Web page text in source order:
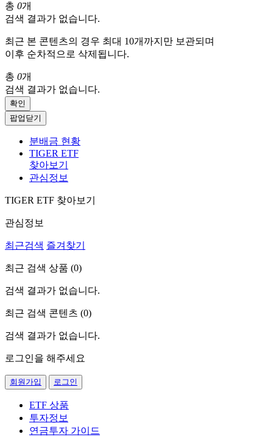
총 0개
검색 결과가 없습니다.
최근 본 콘텐츠의 경우 최대 10개까지만 보관되며
이후 순차적으로 삭제됩니다.
총 0개
검색 결과가 없습니다.
확인
팝업닫기
분배금 현황
TIGER ETF
찾아보기
관심정보
TIGER ETF 찾아보기
관심정보
최근검색 즐겨찾기
최근 검색 상품 (0)
검색 결과가 없습니다.
최근 검색 콘텐츠 (0)
검색 결과가 없습니다.
로그인을 해주세요
회원가입 로그인
ETF 상품
투자정보
연금투자 가이드